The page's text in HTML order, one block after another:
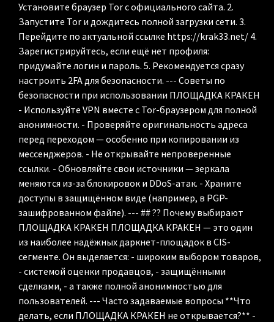
Установите браузер Tor с официального сайта. 2.
Запустите Tor и дождитесь полной загрузки сети. 3.
Перейдите по актуальной ссылке https://krak33.net/ 4.
Зарегистрируйтесь, если ещё нет профиля:
придумайте логин и пароль. 5. Рекомендуется сразу
настроить 2FA для безопасности. --- Советы по
безопасности при использовании ПЛОЩАДКА КРАКЕН
- Используйте VPN вместе с Tor-браузером для полной
анонимности. - Проверяйте оригинальность адреса
перед переходом — особенно при копировании из
мессенджеров. - Не открывайте непроверенные
ссылки. - Обновляйте свои источники — зеркала
меняются из-за блокировок и DDoS-атак. - Храните
доступы в защищённом виде (например, в PGP-
зашифрованном файле). --- ## ?? Почему выбирают
ПЛОЩАДКА КРАКЕН ПЛОЩАДКА КРАКЕН — это один
из наиболее надёжных даркнет-площадок в CIS-
сегменте. Он выделяется: - широким выбором товаров,
- системой оценки продавцов, - защищёнными
сделками, - а также полной анонимностью для
пользователей. --- Часто задаваемые вопросы **Что
делать, если ПЛОЩАДКА КРАКЕН не открывается?** -